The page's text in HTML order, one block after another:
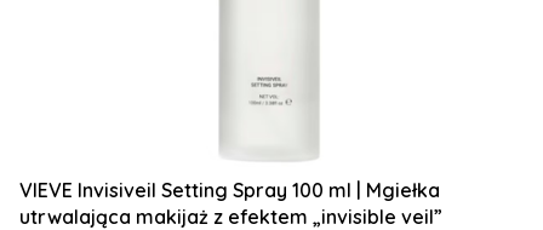
VIEVE Invisiveil Setting Spray 100 ml | Mgiełka
utrwalająca makijaż z efektem „invisible veil”